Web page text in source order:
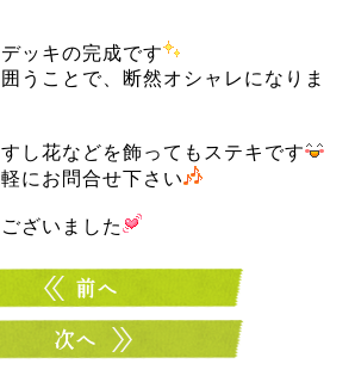
ッキの完成です
うことで、断然オシャレになりま
し花などを飾ってもステキです
にお問合せ下さい
ざいました